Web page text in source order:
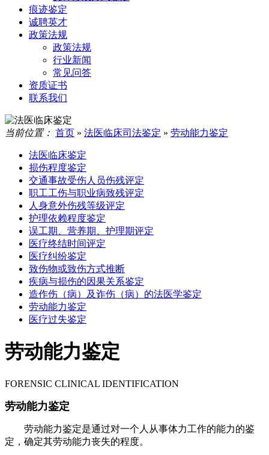
痕迹鉴定
诚聘英才
政策法规
政策法规
行业新闻
常见问答
资质证书
联系我们
当前位置： 首页 » 法医临床司法鉴定 » 劳动能力鉴定
法医临床鉴定
损伤程度鉴定
交通事故受伤人员伤残评定
职工工伤与职业病致残评定
人身意外伤残等级评定
护理依赖程度鉴定
误工期、营养期、护理期评定
医疗终结时间评定
医疗纠纷鉴定
致伤物或致伤方式推断
疾病与损伤的因果关系鉴定
造作伤（病）及诈伤（病）的法医学鉴定
劳动能力鉴定
医疗过失鉴定
劳动能力鉴定
FORENSIC CLINICAL IDENTIFICATION
劳动能力鉴定
劳动能力鉴定是通过对一个人从事体力工作的能力的鉴
定，确定其劳动能力丧失的程度。